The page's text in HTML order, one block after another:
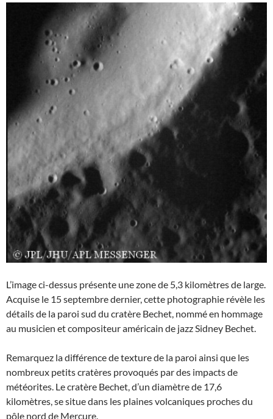
L’image ci-dessus présente une zone de 5,3 kilomètres de large.
Acquise le 15 septembre dernier, cette photographie révèle les
détails de la paroi sud du cratère Bechet, nommé en hommage
au musicien et compositeur américain de jazz Sidney Bechet.
Remarquez la différence de texture de la paroi ainsi que les
nombreux petits cratères provoqués par des impacts de
météorites. Le cratère Bechet, d’un diamètre de 17,6
kilomètres, se situe dans les plaines volcaniques proches du
pôle nord de Mercure.